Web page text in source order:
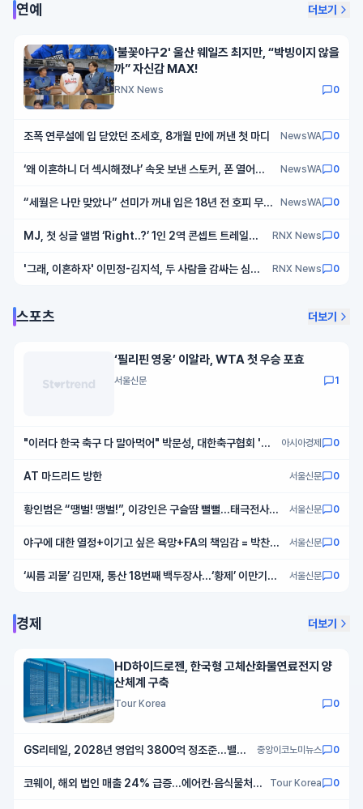
연예 더보기
'불꽃야구2' 울산 웨일즈 최지만, “박빙이지 않을
까” 자신감 MAX!
RNX News 0
조폭 연루설에 입 닫았던 조세호, 8개월 만에 꺼낸 첫 마디 NewsWA 0
‘왜 이혼하니 더 섹시해졌냐’ 속옷 보낸 스토커, 폰 열어보
NewsWA 0
“세월은 나만 맞았나” 선미가 꺼내 입은 18년 전 호피 무늬
NewsWA 0
MJ, 첫 싱글 앨범 ‘Right..?’ 1인 2역 콘셉트 트레일러
RNX News 0
'그래, 이혼하자' 이민정-김지석, 두 사람을 감싸는 심상
RNX News 0
스포츠 더보기
‘필리핀 영웅’ 이알라, WTA 첫 우승 포효
서울신문 1
"이러다 한국 축구 다 말아먹어" 박문성, 대한축구협회 '심
아시아경제 0
AT 마드리드 방한 서울신문 0
황인범은 “땡벌! 땡벌!”, 이강인은 구슬땀 뻘뻘…태극전사들
서울신문 0
야구에 대한 열정+이기고 싶은 욕망+FA의 책임감 = 박찬호
서울신문 0
‘씨름 괴물’ 김민재, 통산 18번째 백두장사…‘황제’ 이만기와
서울신문 0
경제 더보기
HD하이드로젠, 한국형 고체산화물연료전지 양
산체계 구축
Tour Korea 0
GS리테일, 2028년 영업익 3800억 정조준…밸류
중앙이코노미뉴스 0
코웨이, 해외 법인 매출 24% 급증…에어컨·음식물처리
Tour Korea 0